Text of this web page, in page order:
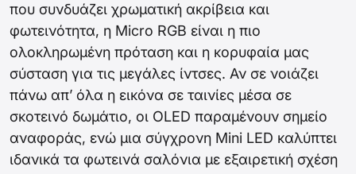
που συνδυάζει χρωματική ακρίβεια και
φωτεινότητα, η Micro RGB είναι η πιο
ολοκληρωμένη πρόταση και η κορυφαία μας
σύσταση για τις μεγάλες ίντσες. Αν σε νοιάζει
πάνω απ’ όλα η εικόνα σε ταινίες μέσα σε
σκοτεινό δωμάτιο, οι OLED παραμένουν σημείο
αναφοράς, ενώ μια σύγχρονη Mini LED καλύπτει
ιδανικά τα φωτεινά σαλόνια με εξαιρετική σχέση